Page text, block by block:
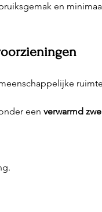
en
een verwarmd